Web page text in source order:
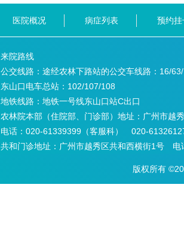
医院概况 病症列表 预约挂
来院路线
公交线路：途经农林下路站的公交车线路： 16/
东山口电车总站： 102/107/108
地铁线路： 地铁一号线东山口站C出口
农林院本部（住院部、门诊部）地址： 广州市越
电话： 020-61339399（客服科） 020-
共和门诊地址： 广州市越秀区共和西横街1号 电
版权所有